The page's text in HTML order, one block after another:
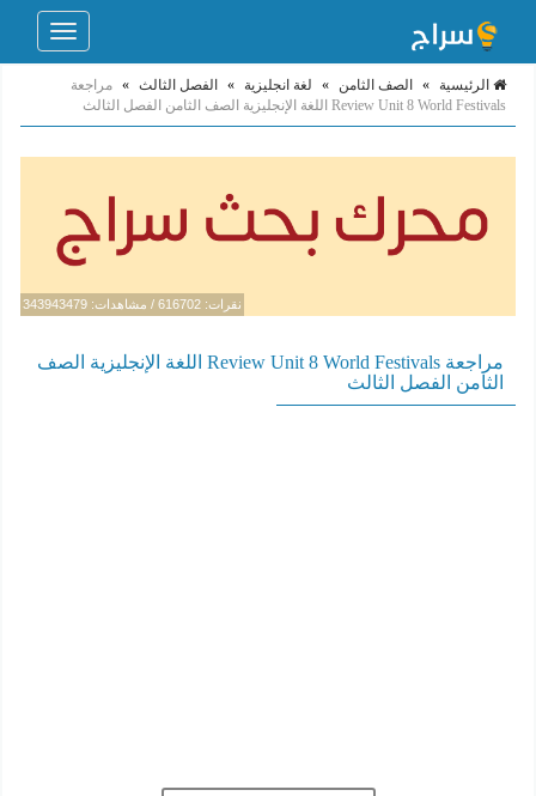
Toggle
الرئيسية » الصف الثامن » لغة انجليزية » الفصل الثالث » مراجعة
Review Unit 8 World Festivals اللغة الإنجليزية الصف الثامن الفصل الثالث
نقرات: 616702 / مشاهدات: 343943479
مراجعة Review Unit 8 World Festivals اللغة الإنجليزية الصف
الثامن الفصل الثالث